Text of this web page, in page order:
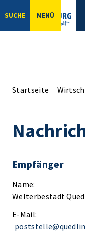
SUCHE MENÜ
Startseite
Empfänger
Name:
Welterbestadt
E-Mail: